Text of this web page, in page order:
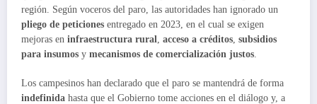
región. Según voceros del paro, las autoridades han ignorado un
pliego de peticiones entregado en 2023, en el cual se exigen
mejoras en infraestructura rural, acceso a créditos, subsidios
para insumos y mecanismos de comercialización justos.
Los campesinos han declarado que el paro se mantendrá de forma
indefinida hasta que el Gobierno tome acciones en el diálogo y, a